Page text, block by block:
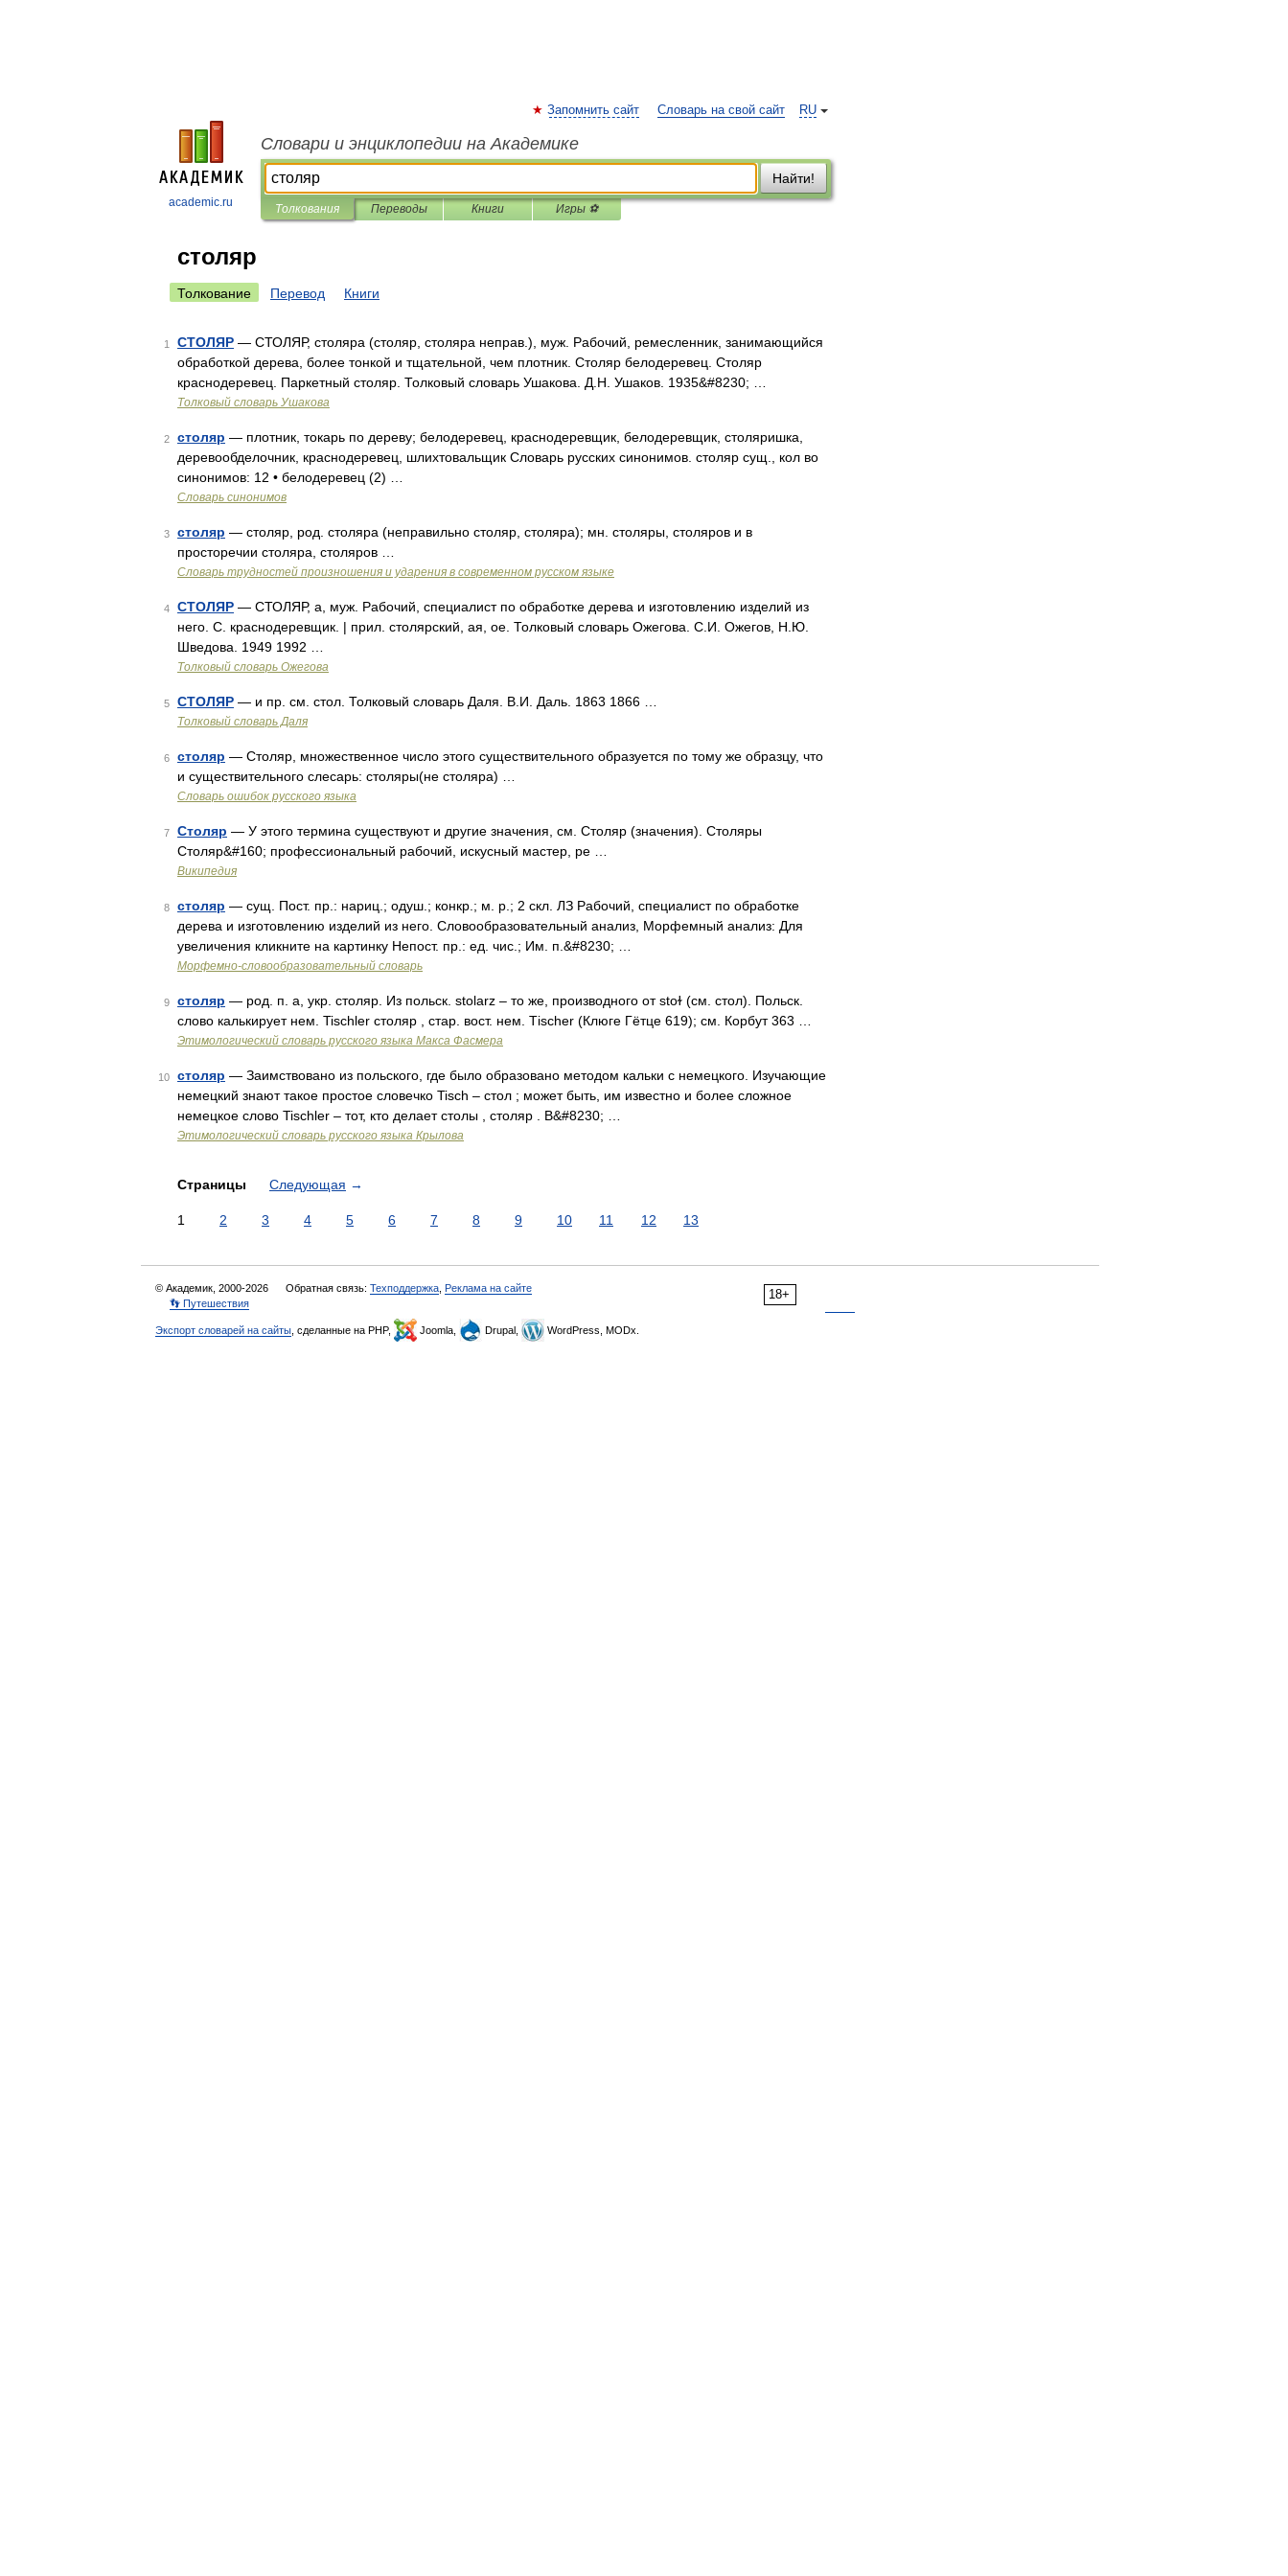
academic.ru
RU
Запомнить сайт Словарь на свой сайт
Словари и энциклопедии на Академике
Найти!
Толкования Переводы Книги Игры ⚽
столяр
Толкование Перевод Книги
1 СТОЛЯР — СТОЛЯР, столяра (столяр, столяра неправ.), муж. Рабочий, ремесленник, занимающийся
обработкой дерева, более тонкой и тщательной, чем плотник. Столяр белодеревец. Столяр
краснодеревец. Паркетный столяр. Толковый словарь Ушакова. Д.Н. Ушаков. 1935&#8230; …
Толковый словарь Ушакова
2 столяр — плотник, токарь по дереву; белодеревец, краснодеревщик, белодеревщик, столяришка,
деревообделочник, краснодеревец, шлихтовальщик Словарь русских синонимов. столяр сущ., кол во
синонимов: 12 • белодеревец (2) …
Словарь синонимов
3 столяр — столяр, род. столяра (неправильно столяр, столяра); мн. столяры, столяров и в
просторечии столяра, столяров …
Словарь трудностей произношения и ударения в современном русском языке
4 СТОЛЯР — СТОЛЯР, а, муж. Рабочий, специалист по обработке дерева и изготовлению изделий из
него. С. краснодеревщик. | прил. столярский, ая, ое. Толковый словарь Ожегова. С.И. Ожегов, Н.Ю.
Шведова. 1949 1992 …
Толковый словарь Ожегова
5 СТОЛЯР — и пр. см. стол. Толковый словарь Даля. В.И. Даль. 1863 1866 …
Толковый словарь Даля
6 столяр — Столяр, множественное число этого существительного образуется по тому же образцу, что
и существительного слесарь: столяры(не столяра) …
Словарь ошибок русского языка
7 Столяр — У этого термина существуют и другие значения, см. Столяр (значения). Столяры
Столяр&#160; профессиональный рабочий, искусный мастер, ре …
Википедия
8 столяр — сущ. Пост. пр.: нариц.; одуш.; конкр.; м. р.; 2 скл. ЛЗ Рабочий, специалист по обработке
дерева и изготовлению изделий из него. Словообразовательный анализ, Морфемный анализ: Для
увеличения кликните на картинку Непост. пр.: ед. чис.; Им. п.&#8230; …
Морфемно-словообразовательный словарь
9 столяр — род. п. а, укр. столяр. Из польск. stolarz – то же, производного от stoɫ (см. стол). Польск.
слово калькирует нем. Tischler столяр , стар. вост. нем. Тisсhеr (Клюге Гётце 619); см. Корбут 363 …
Этимологический словарь русского языка Макса Фасмера
10 столяр — Заимствовано из польского, где было образовано методом кальки с немецкого. Изучающие
немецкий знают такое простое словечко Tisch – стол ; может быть, им известно и более сложное
немецкое слово Tischler – тот, кто делает столы , столяр . В&#8230; …
Этимологический словарь русского языка Крылова
Страницы Следующая →
1 2 3 4 5 6 7 8 9 10 11 12 13
18+
© Академик, 2000-2026 Обратная связь: Техподдержка Реклама на сайте
👣 Путешествия
Экспорт словарей на сайты , сделанные на PHP, Joomla, Drupal, WordPress, MODx.